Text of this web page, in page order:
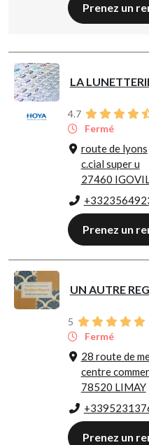
Prenez un
LA
4.7
Fermé
route de lyons
c.cial super u
27460
Prenez un
UN AUTRE
5
Fermé
28 route de
centre
78520 LIMAY
Prenez un